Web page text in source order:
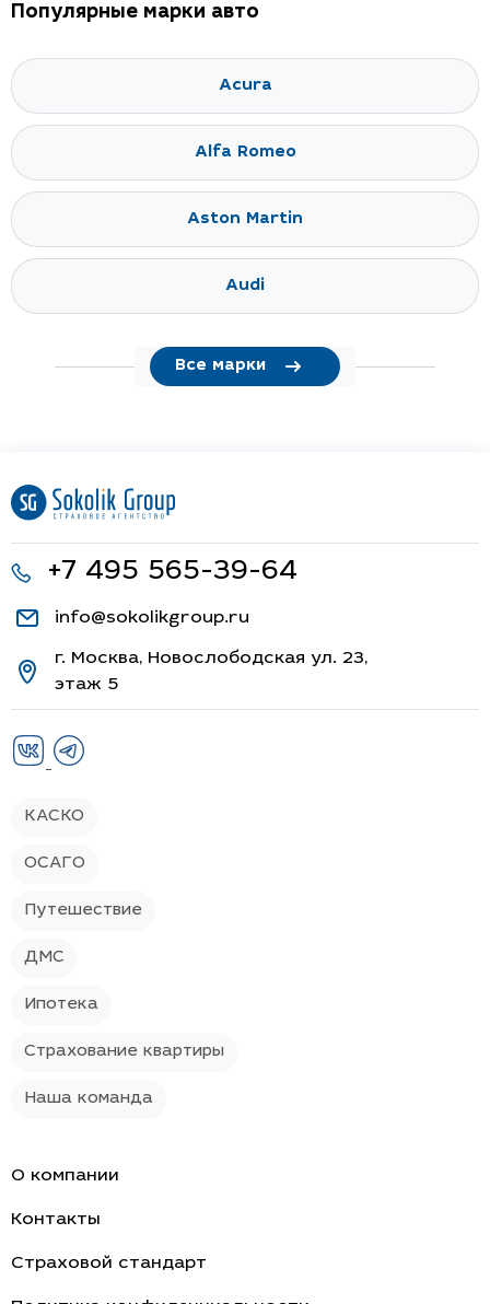
Популярные марки авто
Acura
Alfa Romeo
Aston Martin
Audi
Все марки
+7 495 565-39-64
info@sokolikgroup.ru
г. Москва, Новослободская ул. 23,
этаж 5
КАСКО
ОСАГО
Путешествие
ДМС
Ипотека
Страхование квартиры
Наша команда
О компании
Контакты
Страховой стандарт